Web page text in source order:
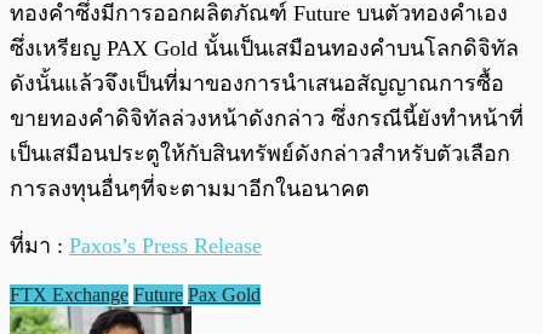
ทองคำซึ่งมีการออกผลิตภัณฑ์ Future บนตัวทองคำเอง
ซึ่งเหรียญ PAX Gold นั้นเป็นเสมือนทองคำบนโลกดิจิทัล
ดังนั้นแล้วจึงเป็นที่มาของการนำเสนอสัญญาณการซื้อ
ขายทองคำดิจิทัลล่วงหน้าดังกล่าว ซึ่งกรณีนี้ยังทำหน้าที่
เป็นเสมือนประตูให้กับสินทรัพย์ดังกล่าวสำหรับตัวเลือก
การลงทุนอื่นๆที่จะตามมาอีกในอนาคต
ที่มา : Paxos’s Press Release
FTX Exchange Future Pax Gold